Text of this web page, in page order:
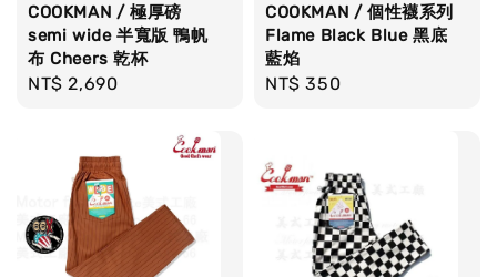
COOKMAN / 極厚磅
semi wide 半寬版 鴨帆
布 Cheers 乾杯
Regular
NT$ 2,690
COOKMAN / 個性襪系列
Flame Black Blue 黑底
藍焰
Regular
NT$ 350